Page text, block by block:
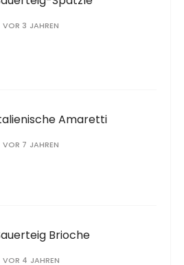
VOR 3 JAHREN
Amaretti
VOR 7 JAHREN
Brioche
VOR 4 JAHREN